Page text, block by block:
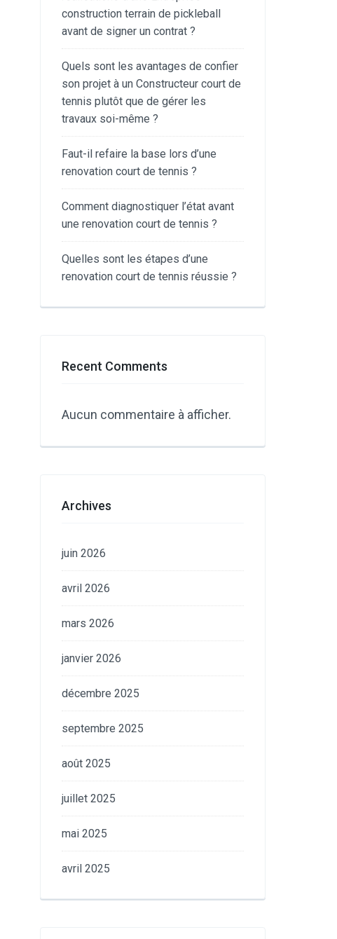
construction terrain de pickleball
avant de signer un contrat ?
Quels sont les avantages de confier
son projet à un Constructeur court de
tennis plutôt que de gérer les
travaux soi-même ?
Faut-il refaire la base lors d’une
renovation court de tennis ?
Comment diagnostiquer l’état avant
une renovation court de tennis ?
Quelles sont les étapes d’une
renovation court de tennis réussie ?
Recent Comments
Aucun commentaire à afficher.
Archives
juin 2026
avril 2026
mars 2026
janvier 2026
décembre 2025
septembre 2025
août 2025
juillet 2025
mai 2025
avril 2025